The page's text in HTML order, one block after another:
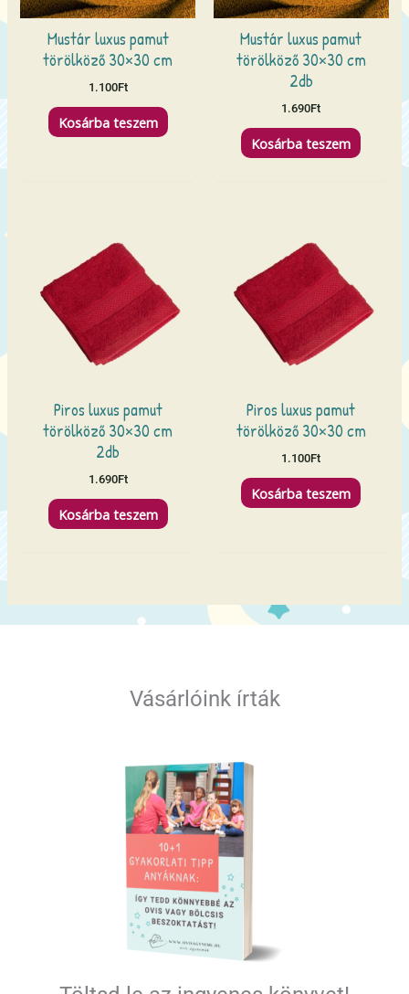
Mustár luxus pamut
törölköző 30×30 cm
1.100Ft
Kosárba teszem
Mustár luxus pamut
törölköző 30×30 cm
2db
1.690Ft
Kosárba teszem
Piros luxus pamut
törölköző 30×30 cm
2db
1.690Ft
Kosárba teszem
Piros luxus pamut
törölköző 30×30 cm
1.100Ft
Kosárba teszem
Vásárlóink írták